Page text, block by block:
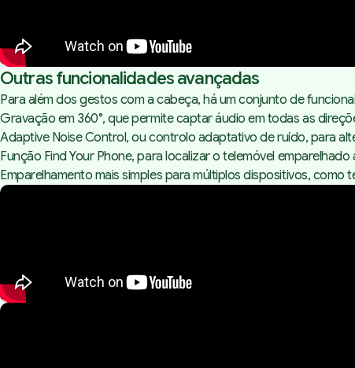
Outras funcionalidades avançadas
Para além dos gestos com a cabeça, há um conjunto de
Gravação em 360°, que permite captar áudio em todas as
Adaptive Noise Control, ou controlo adaptativo de ruído, para
Função Find Your Phone, para localizar o telemóvel emparelhado
Emparelhamento mais simples para múltiplos dispositivos, como